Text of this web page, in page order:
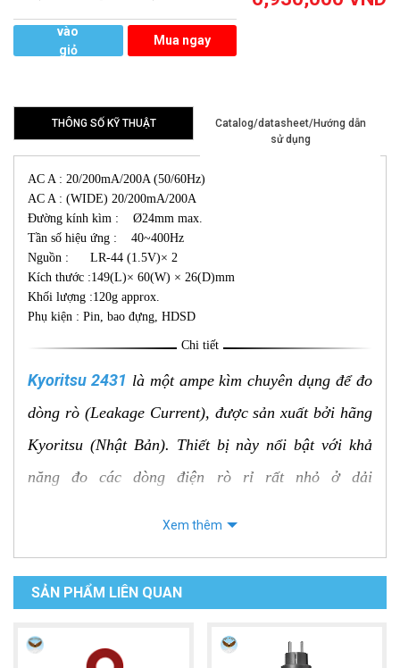
vào
giỏ
Mua ngay
THÔNG SỐ KỸ THUẬT
Catalog/datasheet/Hướng dẫn
sử dụng
AC A : 20/200mA/200A (50/60Hz)
AC A : (WIDE) 20/200mA/200A
Đường kính kìm : Ø24mm max.
Tần số hiệu ứng : 40~400Hz
Nguồn : LR-44 (1.5V)× 2
Kích thước :149(L)× 60(W) × 26(D)mm
Khối lượng :120g approx.
Phụ kiện : Pin, bao đựng, HDSD
Chi tiết
Kyoritsu 2431 là một ampe kìm chuyên dụng để đo
dòng rò (Leakage Current), được sản xuất bởi hãng
Kyoritsu (Nhật Bản). Thiết bị này nổi bật với khả
năng đo các dòng điện rò rỉ rất nhỏ ở dải
điện và chẩn đoán sự cố.
Đặc điểm nổi bật và tính năng chính
Chuyên dụng đo dòng rò với độ nhạy cao
Xem thêm
SẢN PHẨM LIÊN QUAN